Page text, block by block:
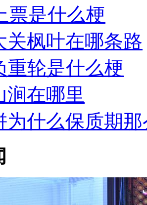
票是什么梗
关枫叶在哪条路
重轮是什么梗
涧在哪里
为什么保质期